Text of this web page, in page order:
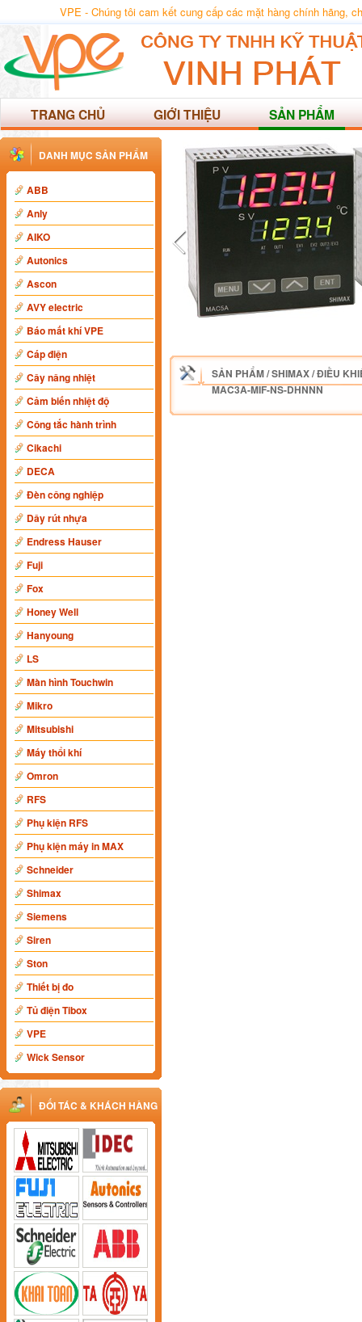
VPE - Chúng tôi cam kết cung cấp các mặt hàng chính hãng,
TRANG CHỦ GIỚI THIỆU SẢN PHẨM
DANH MỤC SẢN PHẨM
ABB
Anly
AIKO
Autonics
Ascon
AVY electric
Báo mất khí VPE
Cáp điện
Cây nâng nhiệt
Cảm biến nhiệt độ
Công tắc hành trình
Cikachi
DECA
Đèn công nghiệp
Dây rút nhựa
Endress Hauser
Fuji
Fox
Honey Well
Hanyoung
LS
Màn hình Touchwin
Mikro
Mitsubishi
Máy thổi khí
Omron
RFS
Phụ kiện RFS
Phụ kiện máy in MAX
Schneider
Shimax
Siemens
Siren
Ston
Thiết bị đo
Tủ điện Tibox
VPE
Wick Sensor
ĐỐI TÁC & KHÁCH HÀNG
SẢN PHẨM/SHIMAX/ĐIỀU
MAC3A-MIF-NS-DHNNN